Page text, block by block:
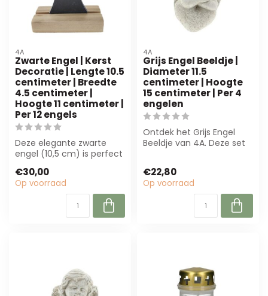
4A
Zwarte Engel | Kerst
Decoratie | Lengte 10.5
centimeter | Breedte
4.5 centimeter |
Hoogte 11 centimeter |
Per 12 engels
Deze elegante zwarte
engel (10,5 cm) is perfect
rouwarra...
€30,00
Op voorraad
4A
Grijs Engel Beeldje |
Diameter 11.5
centimeter | Hoogte
15 centimeter | Per 4
engelen
Ontdek het Grijs Engel
Beeldje van 4A. Deze set
€22,80
Op voorraad